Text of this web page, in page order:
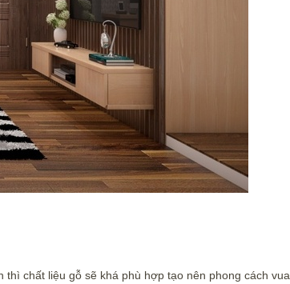
chất liệu gỗ sẽ khá phù hợp tạo nên phong cách vua